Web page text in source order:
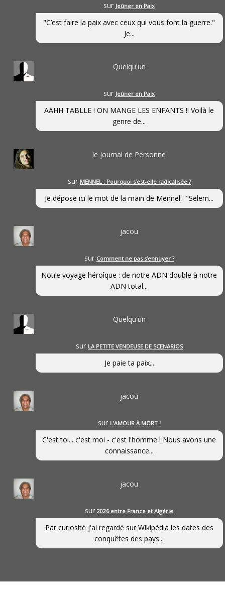
sur Jeûner en Paix
"C’est faire la paix avec ceux qui vous font la guerre."
Je...
Quelqu'un
sur Jeûner en Paix
AAHH TABLLE ! ON MANGE LES ENFANTS !! Voilà le
genre de...
le journal de Personne
sur MENNEL : Pourquoi s’est-elle radicalisée ?
Je dépose ici le mot de la main de Mennel : "Selem...
jacou
sur Comment ne pas s’ennuyer ?
Notre voyage héroîque : de notre ADN double à notre
ADN total...
Quelqu'un
sur LA PETITE VENDEUSE DE SCENARIOS
Je paie ta paix...
jacou
sur L’AMOUR À MORT !
C'est toi... c'est moi - c'est l'homme ! Nous avons une
connaissance...
jacou
sur2026 entre France et Algérie
Par curiosité j'ai regardé sur Wikipédia les dates des
conquêtes des pays...